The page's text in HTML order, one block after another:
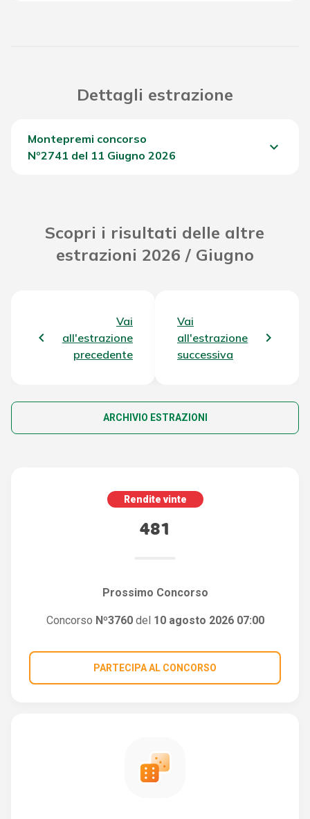
Dettagli estrazione
Montepremi concorso
Nº2741 del 11 Giugno 2026
keyboard_arrow_down
Scopri i risultati delle altre
estrazioni 2026 / Giugno
Vai
all'estrazione
precedente
Vai
all'estrazione
successiva
ARCHIVIO ESTRAZIONI
Rendite vinte
481
Prossimo Concorso
Concorso Nº3760del 10 agosto 2026 07:00
PARTECIPA AL CONCORSO